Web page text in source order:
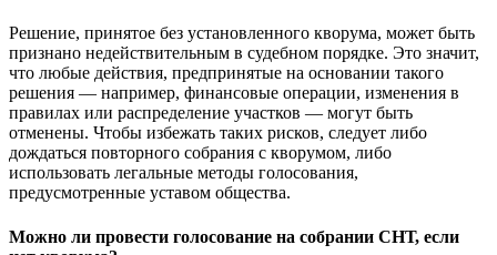
Решение, принятое без установленного кворума, может быть
признано недействительным в судебном порядке. Это значит,
что любые действия, предпринятые на основании такого
решения — например, финансовые операции, изменения в
правилах или распределение участков — могут быть
отменены. Чтобы избежать таких рисков, следует либо
дождаться повторного собрания с кворумом, либо
использовать легальные методы голосования,
предусмотренные уставом общества.
Можно ли провести голосование на собрании СНТ, если